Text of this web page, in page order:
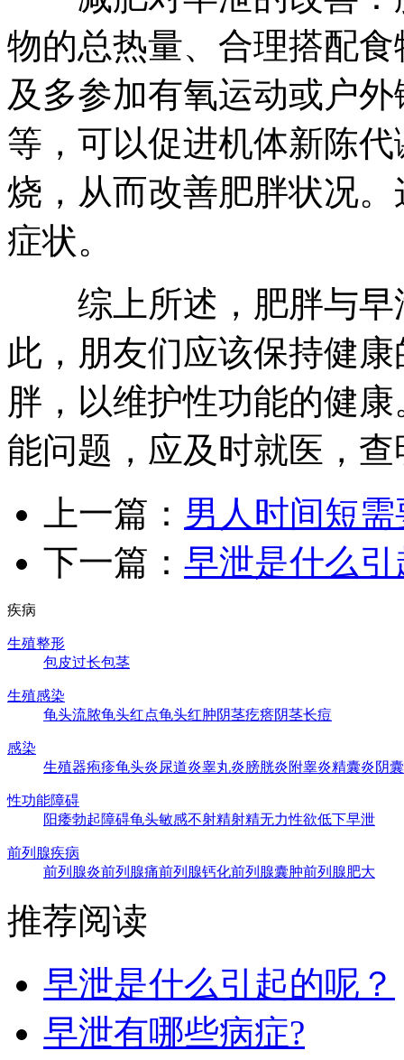
物的总热量、合理搭配
及多参加有氧运动或户
等，可以促进机体新陈
烧，从而改善肥胖状况
症状。
综上所述，肥胖与早
此，朋友们应该保持健
胖，以维护性功能的健
能问题，应及时就医，
上一篇： 男人时间短
下一篇： 早泄是什么
疾病
生殖整形
包皮过长包茎
生殖感染
龟头流脓龟头红点龟头红肿阴茎疙瘩阴茎长痘
感染
生殖器疱疹龟头炎尿道炎睾丸炎膀胱炎附睾炎精囊炎阴
性功能障碍
阳痿勃起障碍龟头敏感不射精射精无力性欲低下早泄
前列腺疾病
前列腺炎前列腺痛前列腺钙化前列腺囊肿前列腺肥大
推荐阅读
早泄是什么引起的呢？
早泄有哪些病症?